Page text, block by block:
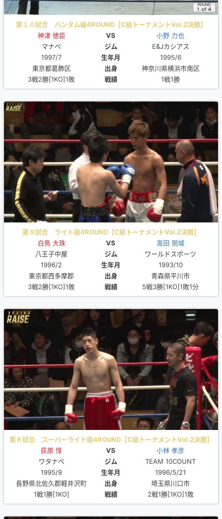
第１０試合 バンタム級4ROUND【C級トーナメントVol.2決勝】
神津 徳臣
VS
小野 力也
マナベ
ジム
E&Jカシアス
1997/7
生年月
1995/6
東京都葛飾区
出身
神奈川県横浜市南区
3戦2勝[1KO]1敗
戦績 1戦1勝
第９試合 ライト級4ROUND【C級トーナメントVol.2決勝】
白鳥 大珠
VS
高田 朋城
八王子中屋
ジム
ワールドスポーツ
1996/2
生年月
1993/10
東京都西多摩郡
出身
青森県平川市
3戦2勝[1KO]1敗
戦績 5戦3勝[1KO]1敗1分
第８試合 スーパーライト級4ROUND【C級トーナメントVol.2決勝】
荻原 惇
VS
小林 孝彦
ワタナベ
ジム
TEAM 10COUNT
1995/9
生年月
1996/5/21
長野県北佐久郡軽井沢町
出身
埼玉県川口市
1戦1勝[1KO]
戦績 2戦1勝[1KO]1敗